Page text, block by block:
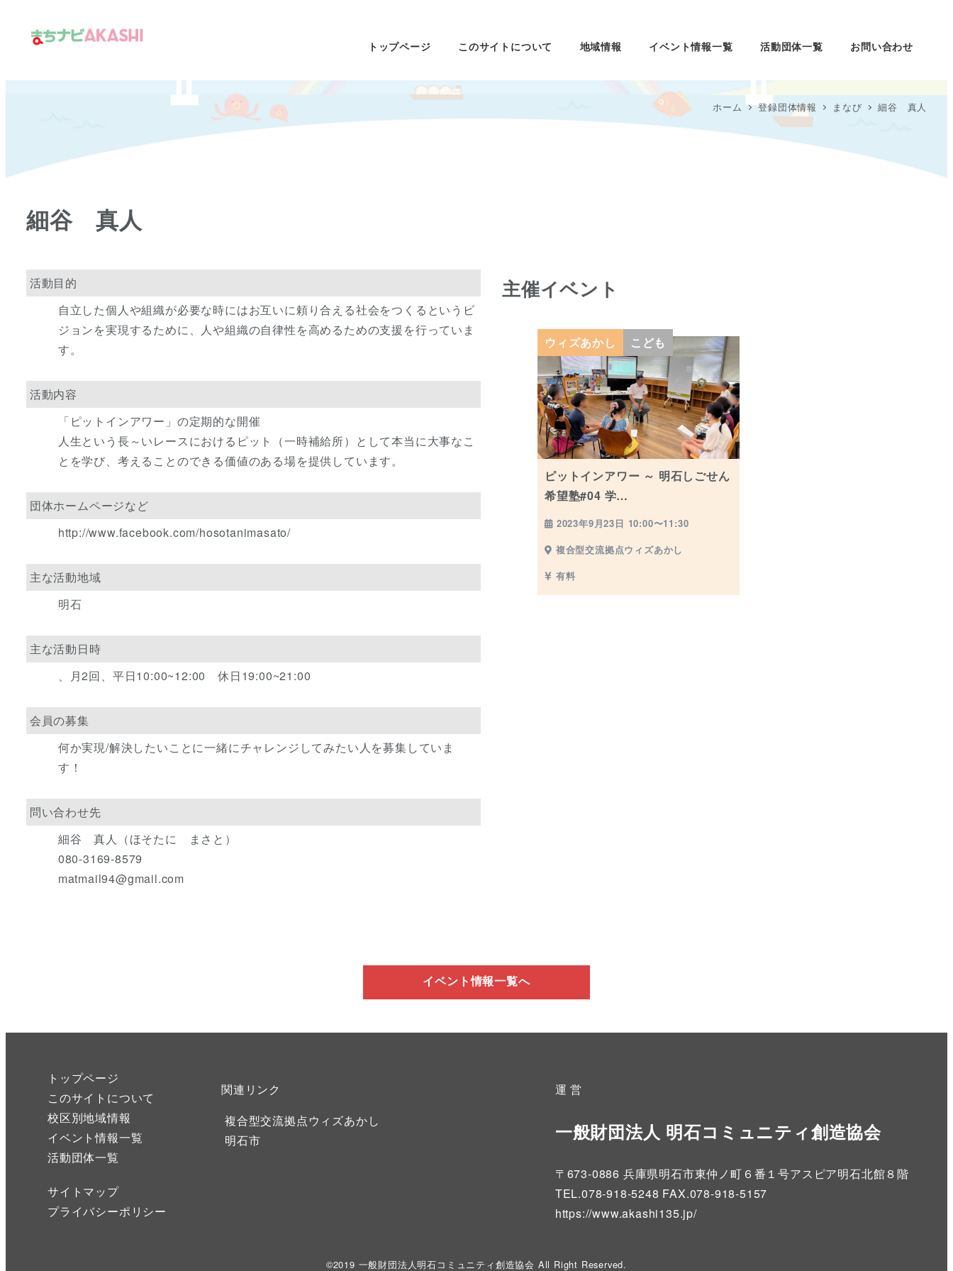
へ
トップページ このサイトについて 地域情報 イベント情報一覧 活動団体一覧 お問い合わせ
ホーム 登録団体情報 まなび 細谷 真人
細谷 真人
活動目的
自立した個人や組織が必要な時にはお互いに頼り合える社会をつくるというビ
ジョンを実現するために、人や組織の自律性を高めるための支援を行っていま
す。
活動内容
「ピットインアワー」の定期的な開催
人生という長～いレースにおけるピット（一時補給所）として本当に大事なこ
とを学び、考えることのできる価値のある場を提供しています。
団体ホームページなど
http://www.facebook.com/hosotanimasato/
主な活動地域
明石
主な活動日時
、月2回、平日10:00~12:00 休日19:00~21:00
会員の募集
何か実現/解決したいことに一緒にチャレンジしてみたい人を募集していま
す！
問い合わせ先
細谷 真人（ほそたに まさと）
080-3169-8579
matmail94@gmail.com
主催イベント
ウィズあかし こども
ピットインアワー ～ 明石しごせん
希望塾#04 学…
2023年9月23日 10:00〜11:30
複合型交流拠点ウィズあかし
有料
イベント情報一覧へ
トップページ
このサイトについて
校区別地域情報
イベント情報一覧
活動団体一覧
サイトマップ
プライバシーポリシー
関連リンク
複合型交流拠点ウィズあかし
明石市
運 営
一般財団法人 明石コミュニティ創造協会
〒673-0886 兵庫県明石市東仲ノ町６番１号アスピア明石北館８階
TEL.078-918-5248 FAX.078-918-5157
https://www.akashi135.jp/
©2019 一般財団法人明石コミュニティ創造協会 All Right Reserved.